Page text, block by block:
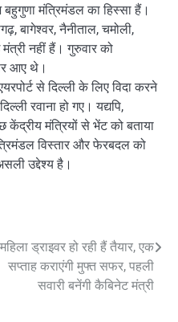
मंत्रिमंडल का हिस्सा हैं।
बागेश्वर, नैनीताल, चमोली,
नहीं हैं। गुरुवार को
आए थे।
से दिल्ली के लिए विदा करने
रवाना हो गए। यद्यपि,
केंद्रीय मंत्रियों से भेंट को बताया
विस्तार और फेरबदल को
उद्देश्य है।
महिला ड्राइवर हो रही हैं तैयार, एक
सप्ताह कराएंगी मुफ्त सफर, पहली
सवारी बनेंगी कैबिनेट मंत्री